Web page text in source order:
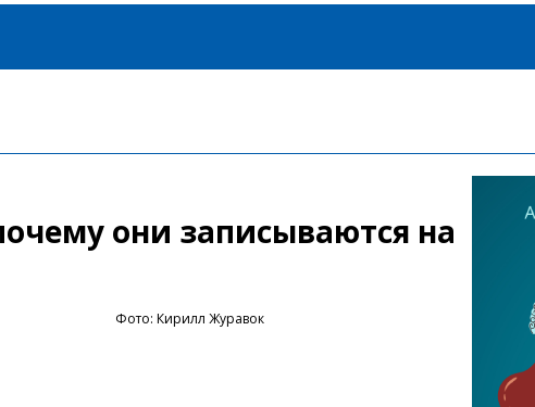
они записываются на
Фото: Кирилл Журавок